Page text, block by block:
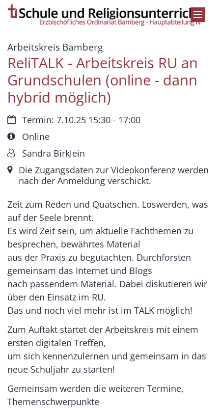
Zum Inhalt springen
Arbeitskreis Bamberg:
ReliTALK - Arbeitskreis RU an
Grundschulen (online - dann
hybrid möglich)
Datum:Termin: 7.10.25 15:30 - 17:00
Art bzw. Nummer:
Online
Von:Sandra Birklein
Ort:Die Zugangsdaten zur Videokonferenz werden
nach der Anmeldung verschickt.
Zeit zum Reden und Quatschen. Loswerden, was
auf der Seele brennt.
Es wird Zeit sein, um aktuelle Fachthemen zu
besprechen, bewährtes Material
aus der Praxis zu begutachten. Durchforsten
gemeinsam das Internet und Blogs
nach passendem Material. Dabei diskutieren wir
über den Einsatz im RU.
Das und noch viel mehr ist im TALK möglich!
Zum Auftakt startet der Arbeitskreis mit einem
ersten digitalen Treffen,
um sich kennenzulernen und gemeinsam in das
neue Schuljahr zu starten!
Gemeinsam werden die weiteren Termine,
Themenschwerpunkte